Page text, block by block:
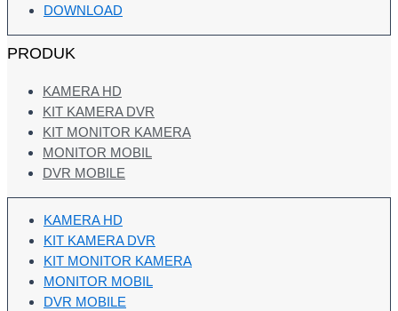
DOWNLOAD
PRODUK
KAMERA HD
KIT KAMERA DVR
KIT MONITOR KAMERA
MONITOR MOBIL
DVR MOBILE
KAMERA HD
KIT KAMERA DVR
KIT MONITOR KAMERA
MONITOR MOBIL
DVR MOBILE